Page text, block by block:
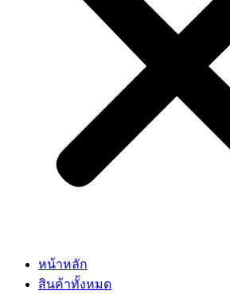
หน้าหลัก
สินค้าทั้งหมด